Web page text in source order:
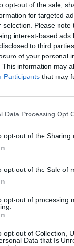
opt-out of the sale,
for targeted
selection. Please
interest-based
to third
of your personal
This information may
Participants that may
Data Processing Opt
opt-out of the Sharing
opt-out of the Sale of
opt-out of processing
opt-out of Collection,
Data that Is
Texas.
kom Glastron
I 1961
OMC.
flere båter for
GT
1973 hvor hele
Båtene
5 forskjellige